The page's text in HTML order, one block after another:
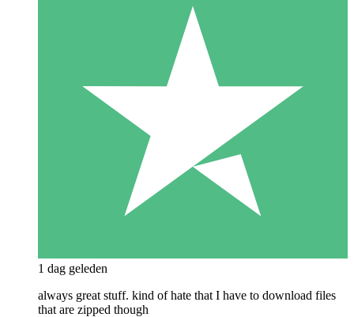
1 dag geleden
always great stuff. kind of hate that I have to download files
that are zipped though